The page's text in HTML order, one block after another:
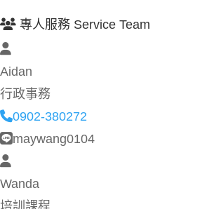
專人服務 Service Team
Aidan
行政事務
0902-380272
maywang0104
Wanda
培訓課程